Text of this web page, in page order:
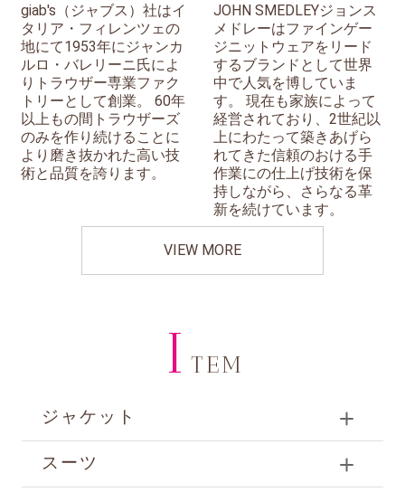
giab's（ジャブス）社はイ
タリア・フィレンツェの
地にて1953年にジャンカ
ルロ・バレリーニ氏によ
りトラウザー専業ファク
トリーとして創業。 60年
以上もの間トラウザーズ
のみを作り続けることに
より磨き抜かれた高い技
術と品質を誇ります。
JOHN SMEDLEYジョンス
メドレーはファインゲー
ジニットウェアをリード
するブランドとして世界
中で人気を博していま
す。 現在も家族によって
経営されており、2世紀以
上にわたって築きあげら
れてきた信頼のおける手
作業にの仕上げ技術を保
持しながら、さらなる革
新を続けています。
VIEW MORE
I TEM
ジャケット
スーツ